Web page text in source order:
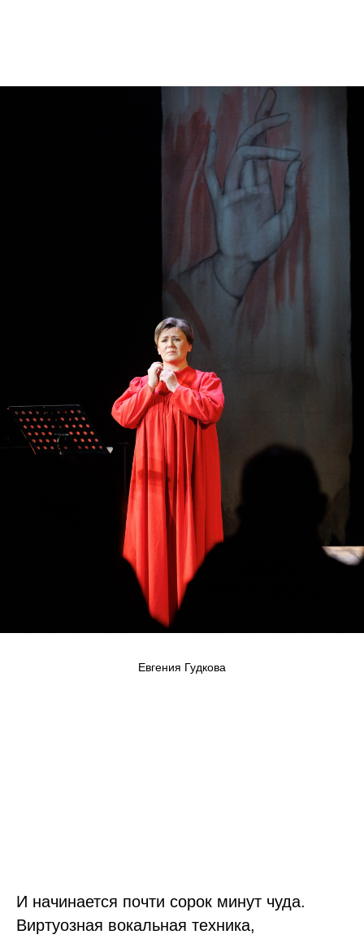
Евгения Гудкова
И начинается почти сорок минут чуда.
Виртуозная вокальная техника,